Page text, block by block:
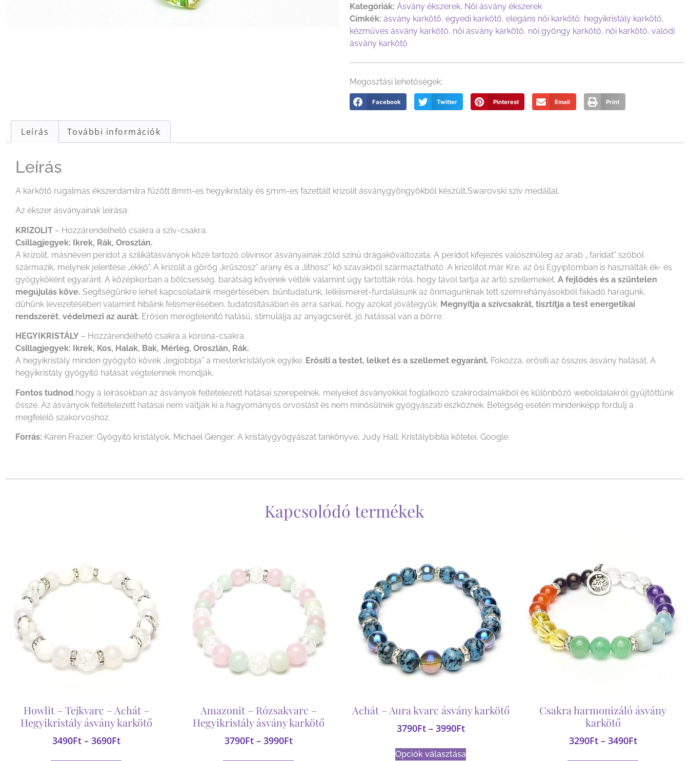
Kategóriák: Ásvány ékszerek, Női ásvány ékszerek
Címkék: ásvány karkötő, egyedi karkötő, elegáns női karkötő, hegyikristály karkötő,
kézműves ásvány karkötő, női ásvány karkötő, női gyöngy karkötő, női karkötő, valódi
ásvány karkötő
Megosztási lehetőségek:
Facebook Twitter Pinterest Email Print
Leírás További információk
Leírás
A karkötő rugalmas ékszerdamilra fűzött 8mm-es hegyikristály és 5mm-es fazettált krizolit ásványgyöngyökből készült,Swarovski szív medállal.
Az ékszer ásványainak leírása:
KRIZOLIT – Hozzárendelhető csakra a szív-csakra.
Csillagjegyek: Ikrek, Rák, Oroszlán.
A krizolit, másnéven peridot a szilikátásványok közé tartozó olivinsor ásványainak zöld színű drágakőváltozata. A peridot kifejezés valószínűleg az arab „ faridat” szóból
származik, melynek jelentése „ékkő”. A krizolit a görög „krüszosz” arany és a „lithosz” kő szavakból származtatható. A krizolitot már Kr.e. az ősi Egyiptomban is használták ék- és
gyógykőként egyaránt. A középkorban a bölcsesség, barátság kövének vélték valamint úgy tartották róla, hogy távol tartja az ártó szellemeket. A fejlődés és a szüntelen
megújulás köve. Segítségünkre lehet kapcsolataink megértésében, bűntudatunk, lelkiismeret-furdalásunk az önmagunknak tett szemrehányásokból fakadó haragunk,
dühünk levezetésében valamint hibáink felismerésében, tudatosításában és arra sarkal, hogy azokat jóvátegyük. Megnyitja a szívcsakrát, tisztítja a test energetikai
rendszerét, védelmezi az aurát. Erősen méregtelenítő hatású, stimulálja az anyagcserét, jó hatással van a bőrre.
HEGYIKRISTÁLY – Hozzárendelhető csakra a korona-csakra.
Csillagjegyek: Ikrek, Kos, Halak, Bak, Mérleg, Oroszlán, Rák.
A hegyikristály minden gyógyító kövek „legjobbja” a mesterkristályok egyike. Erősíti a testet, lelket és a szellemet egyaránt. Fokozza, erősíti az összes ásvány hatását. A
hegyikristály gyógyító hatását végtelennek mondják.
Fontos tudnod,hogy a leírásokban az ásványok feltételezett hatásai szerepelnek, melyeket ásványokkal foglalkozó szakirodalmakból és különböző weboldalakról gyűjtöttünk
össze. Az ásványok feltételezett hatásai nem váltják ki a hagyományos orvoslást és nem minősülnek gyógyászati eszköznek. Betegség esetén mindenképp fordulj a
megfelelő szakorvoshoz.
Forrás: Karen Frazier: Gyógyító kristályok, Michael Gienger: A kristálygyógyászat tankönyve, Judy Hall: Kristálybiblia kötetei, Google.
Kapcsolódó termékek
Howlit – Tejkvarc – Achát –
Hegyikristály ásvány karkötő
3490Ft – 3690Ft
Amazonit – Rózsakvarc –
Hegyikristály ásvány karkötő
3790Ft – 3990Ft
Achát – Aura kvarc ásvány karkötő
3790Ft – 3990Ft
Opciók választása
Csakra harmonizáló ásvány
karkötő
3290Ft – 3490Ft